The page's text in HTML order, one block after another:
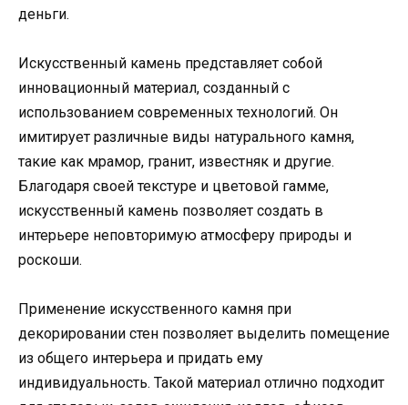
деньги.
Искусственный камень представляет собой
инновационный материал, созданный с
использованием современных технологий. Он
имитирует различные виды натурального камня,
такие как мрамор, гранит, известняк и другие.
Благодаря своей текстуре и цветовой гамме,
искусственный камень позволяет создать в
интерьере неповторимую атмосферу природы и
роскоши.
Применение искусственного камня при
декорировании стен позволяет выделить помещение
из общего интерьера и придать ему
индивидуальность. Такой материал отлично подходит